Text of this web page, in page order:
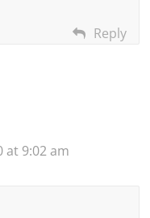
Reply
at 9:02 am